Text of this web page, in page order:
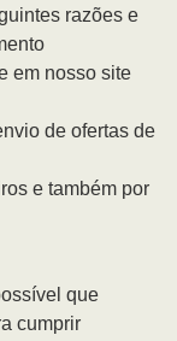
razões e
em nosso site
de ofertas de
e também por
que
cumprir